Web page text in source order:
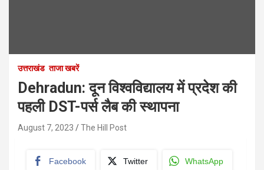
उत्तराखंड ताजा खबरें
Dehradun: दून विश्वविद्यालय में प्रदेश की
पहली DST-पर्स लैब की स्थापना
August 7, 2023 The Hill Post
Facebook Twitter WhatsApp